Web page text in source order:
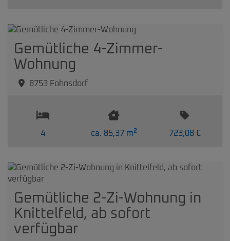
Gemütliche 4-Zimmer-
Wohnung
8753 Fohnsdorf
4 ca. 85,37 m2 723,08 €
Gemütliche 2-Zi-Wohnung in
Knittelfeld, ab sofort
verfügbar